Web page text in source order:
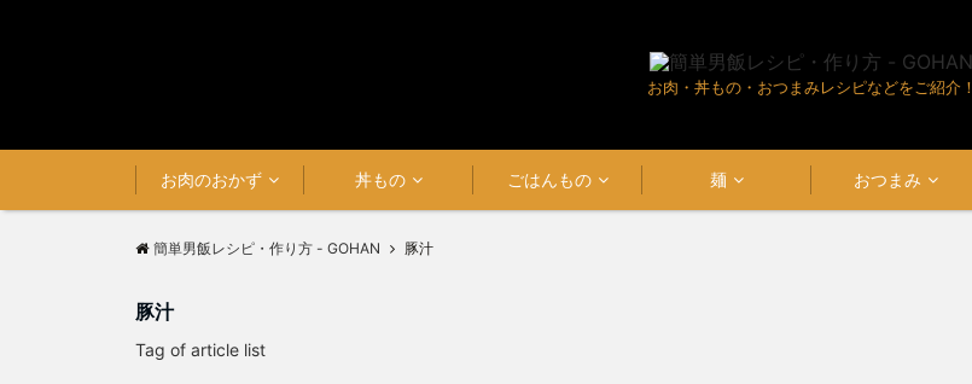
お肉・丼もの・おつまみレシピなどをご紹介！
お肉のおかず 丼もの ごはんもの 麺 おつまみ
簡単男飯レシピ・作り方 - GOHAN 豚汁
豚汁
Tag of article list